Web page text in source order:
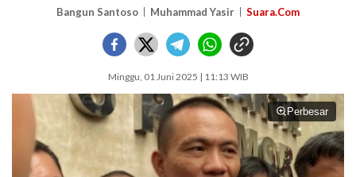
Bangun Santoso Muhammad Yasir Suara.Com
Minggu, 01 Juni 2025 | 11:13 WIB
Perbesar